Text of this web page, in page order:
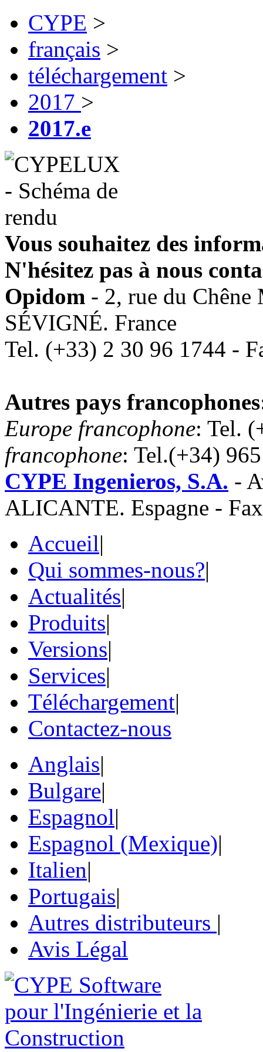
CYPE >
français >
téléchargement >
2017 >
2017.e
Vous souhaitez des
N'hésitez pas à nous
Opidom - 2, rue du Chêne
SÉVIGNÉ. France
Tel. (+33) 2 30 96 1744 -
Autres pays
Europe francophone: Tel.
francophone: Tel.(+34)
CYPE Ingenieros, S.A. -
ALICANTE. Espagne -
Accueil|
Qui sommes-nous?|
Actualités|
Produits|
Versions|
Services|
Téléchargement|
Contactez-nous
Anglais|
Bulgare|
Espagnol|
Espagnol (Mexique)|
Italien|
Portugais|
Autres distributeurs |
Avis Légal